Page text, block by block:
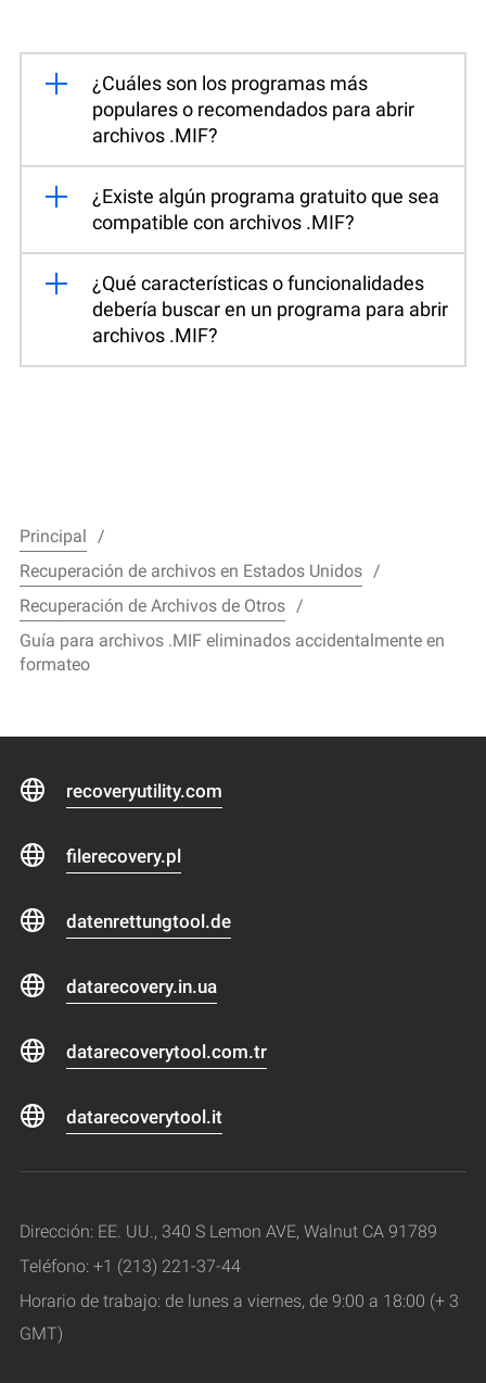
¿Cuáles son los programas más
populares o recomendados para abrir
archivos .MIF?
¿Existe algún programa gratuito que sea
compatible con archivos .MIF?
¿Qué características o funcionalidades
debería buscar en un programa para abrir
archivos .MIF?
Principal
Recuperación de archivos en Estados Unidos
Recuperación de Archivos de Otros
Guía para archivos .MIF eliminados accidentalmente en
formateo
recoveryutility.com
filerecovery.pl
datenrettungtool.de
datarecovery.in.ua
datarecoverytool.com.tr
datarecoverytool.it
Dirección: EE. UU., 340 S Lemon AVE, Walnut CA 91789
Teléfono: +1 (213) 221-37-44
Horario de trabajo: de lunes a viernes, de 9:00 a 18:00 (+ 3
GMT)